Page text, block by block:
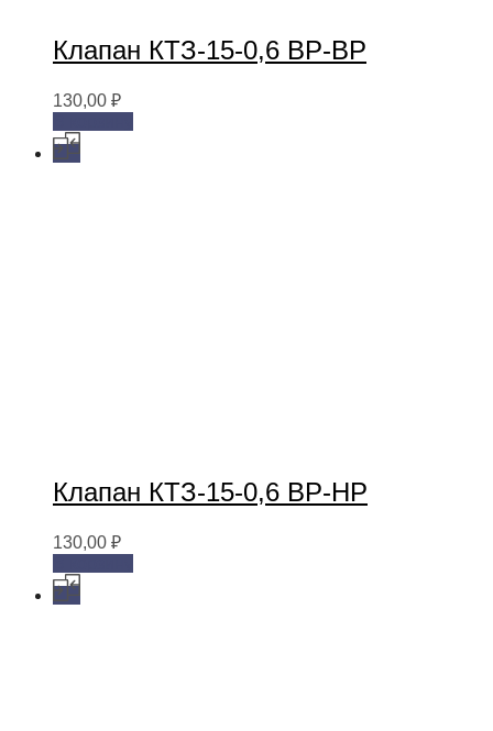
Клапан КТЗ-15-0,6 ВР-ВР
130,00 ₽
Клапан КТЗ-15-0,6 ВР-НР
130,00 ₽